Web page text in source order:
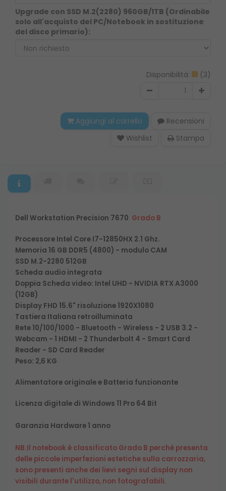
Upgrade con SSD M.2(2280) 960GB/1TB (Ordinabile
solo all'acquisto del PC/Notebook in sostituzione
del disco primario):
Disponibilità: (3)
Aggiungi al carrello
Recensioni
Wishlist
Stampa
Dell Workstation Precision 7670 Grado B
Processore Intel Core I7-12850HX 2.1 Ghz.
Memoria 16 GB DDR5 (4800) - modulo CAM
SSD M.2-2280 512GB
Scheda audio integrata
Doppia Scheda video: Intel UHD - NVIDIA RTX A3000
(12GB)
Display FHD 15.6" risoluzione 1920X1080
Tastiera Italiana retroilluminata
Rete 10/100/1000 - Bluetooth - Wireless - 2 USB 3.2 -
Webcam - 1 HDMI - 2 Thunderbolt 4 - Smart Card
Reader - SD Card Reader
Peso: 2,6 KG
Alimentatore originale e Batteria funzionante
Licenza digitale di Windows 11 Pro 64 Bit
Garanzia Hardware 1 anno
NB.Il notebook è classificato Grado B perchè presenta
delle piccole imperfezioni estetiche sulla carrozzaria,
sono presenti anche dei lievi segni sul display non
visibili durante l'utilizzo, non fotografabili.